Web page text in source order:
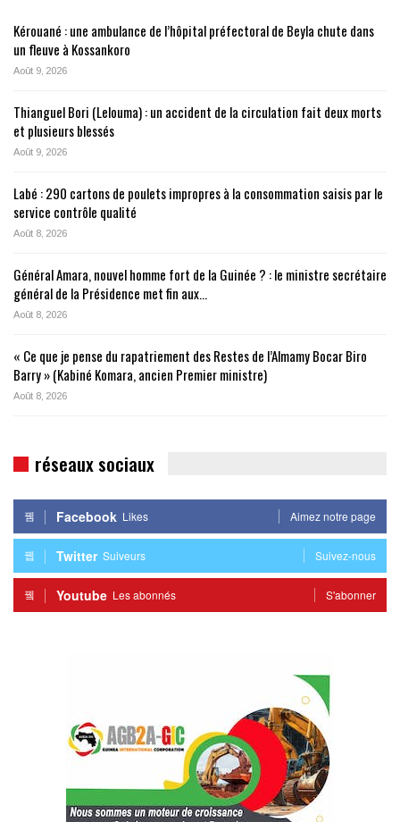
Kérouané : une ambulance de l’hôpital préfectoral de Beyla chute dans
un fleuve à Kossankoro
Août 9, 2026
Thianguel Bori (Lelouma) : un accident de la circulation fait deux morts
et plusieurs blessés
Août 9, 2026
Labé : 290 cartons de poulets impropres à la consommation saisis par le
service contrôle qualité
Août 8, 2026
Général Amara, nouvel homme fort de la Guinée ? : le ministre secrétaire
général de la Présidence met fin aux…
Août 8, 2026
« Ce que je pense du rapatriement des Restes de l’Almamy Bocar Biro
Barry » (Kabiné Komara, ancien Premier ministre)
Août 8, 2026
réseaux sociaux
Facebook Likes Aimez notre page
Twitter Suiveurs Suivez-nous
Youtube Les abonnés S'abonner